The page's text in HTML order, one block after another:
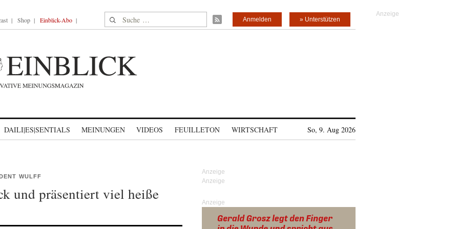
Shop Einblick-Abo Suche nach: » Unterstützen
Anmelden
DAILI|ES|SENTIALS MEINUNGEN VIDEOS FEUILLETON WIRTSCHAFT So, 9. Aug 2026
WULFF
und präsentiert viel heiße Anzeige